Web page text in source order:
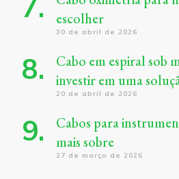
escolher
30 de abril de 2026
Cabo em espiral sob
investir em uma
20 de abril de 2026
Cabos para
mais sobre
27 de março de 2026